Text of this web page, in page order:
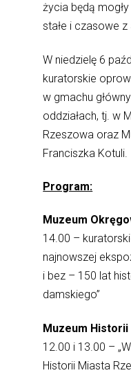
życia będą
stałe i czasowe z
W niedzielę 6
kuratorskie
w gmachu
oddziałach, tj. w
Rzeszowa oraz
Franciszka Kotuli.
Program:
Muzeum
14.00 –
najnowszej
i bez – 150 lat
damskiego”
Muzeum
12.00 i 13.00 –
Historii Miasta